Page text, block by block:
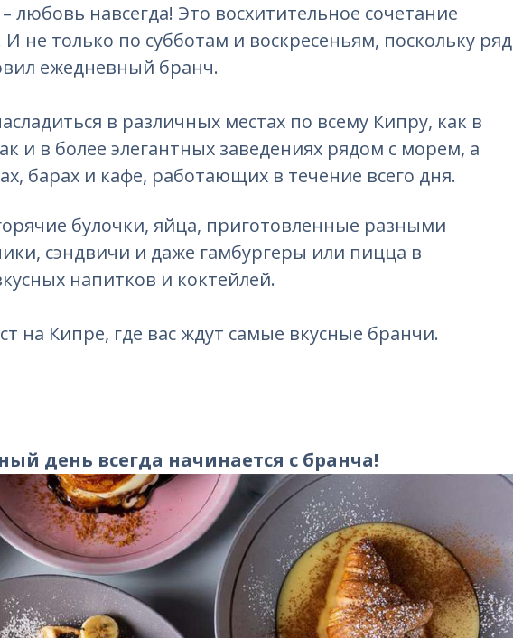
любовь навсегда! Это восхитительное сочетание
И не только по субботам и воскресеньям, поскольку ряд
ежедневный бранч.
в различных местах по всему Кипру, как в
и в более элегантных заведениях рядом с морем, а
барах и кафе, работающих в течение всего дня.
булочки, яйца, приготовленные разными
сэндвичи и даже гамбургеры или пицца в
напитков и коктейлей.
на Кипре, где вас ждут самые вкусные бранчи.
день всегда начинается с бранча!